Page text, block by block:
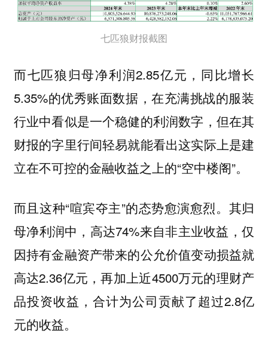
七匹狼财报截图
而七匹狼归母净利润2.85亿元，同比增长
5.35%的优秀账面数据，在充满挑战的服装
行业中看似是一个稳健的利润数字，但在其
财报的字里行间轻易就能看出这实际上是建
立在不可控的金融收益之上的“空中楼阁”。
而且这种“喧宾夺主”的态势愈演愈烈。其归
母净利润中，高达74%来自非主业收益，仅
因持有金融资产带来的公允价值变动损益就
高达2.36亿元，再加上近4500万元的理财产
品投资收益，合计为公司贡献了超过2.8亿
元的收益。